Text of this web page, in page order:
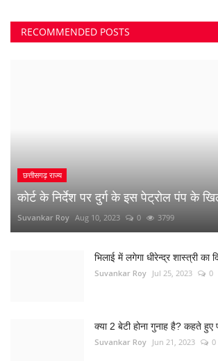
RECOMMENDED POSTS
छत्तीसगढ़ राज्य
कोर्ट के निर्देश पर दुर्ग के इस पेट्रोल पंप के
Suvankar Roy Aug 10, 2023 0 3799
भिलाई में लगेगा धीरेन्द्र शास्त्री का
Suvankar Roy Jul 25, 2023 0
क्या 2 बेटी होना गुनाह है? कहते हुए
Suvankar Roy Jun 21, 2023 0